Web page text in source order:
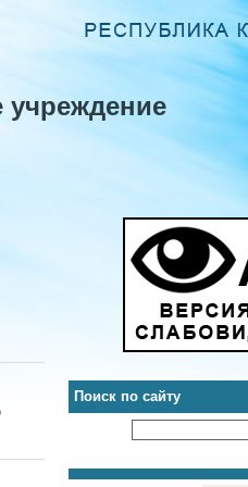
Поиск по сайту